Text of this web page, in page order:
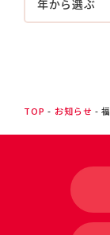
年から選ぶ
TOP お知らせ